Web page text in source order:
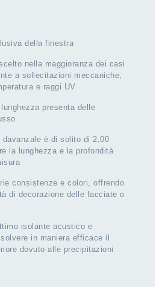
della finestra
nella maggioranza dei casi
a sollecitazioni meccaniche,
e raggi UV
presenta delle
davanzale è di solito di 2,00
la lunghezza e la profondità
consistenze e colori, offrendo
di decorazione delle facciate o
isolante acustico e
in maniera efficace il
dovuto alle precipitazioni